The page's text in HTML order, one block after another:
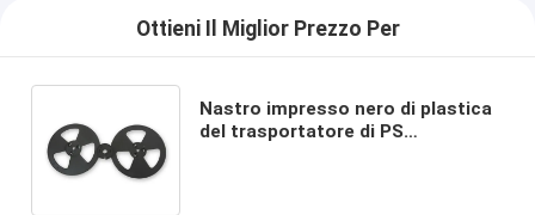
Ottieni Il Miglior Prezzo Per
Nastro impresso nero di plastica
del trasportatore di PS